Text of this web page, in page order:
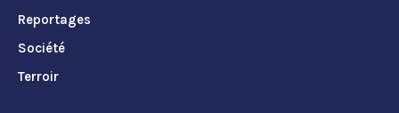
Reportages
Société
Terroir